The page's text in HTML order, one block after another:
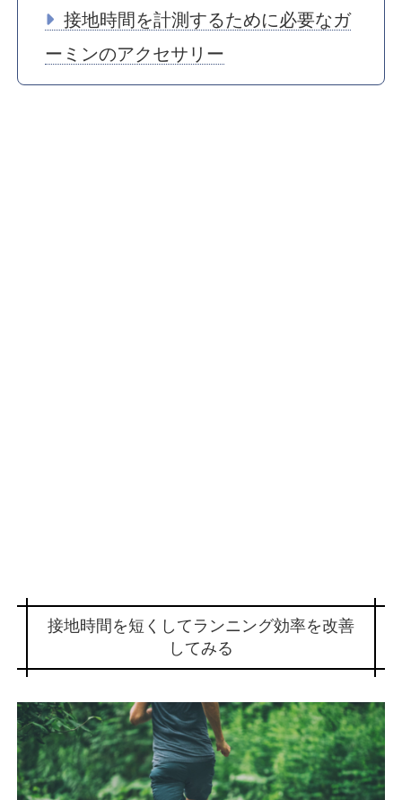
接地時間を計測するために必要なガ
ーミンのアクセサリー
接地時間を短くしてランニング効率を改善
してみる